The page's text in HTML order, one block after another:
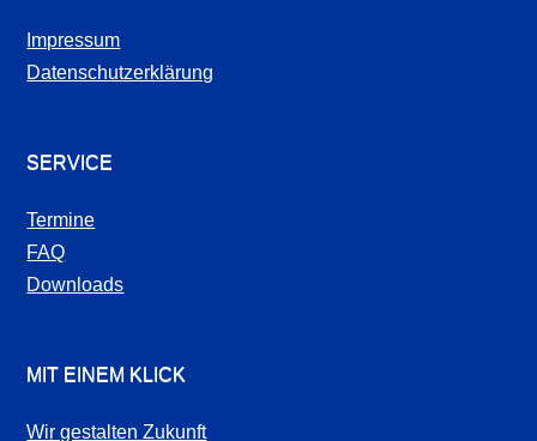
Impressum
Datenschutzerklärung
SERVICE
Termine
FAQ
Downloads
MIT EINEM KLICK
Wir gestalten Zukunft